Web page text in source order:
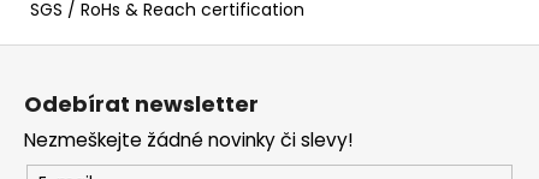
SGS / RoHs & Reach certification
Odebírat newsletter
Nezmeškejte žádné novinky či slevy!